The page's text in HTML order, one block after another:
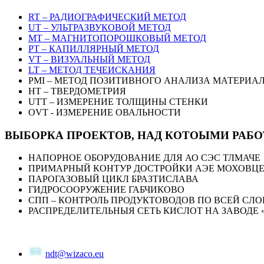
RT – РАДИОГРАФИЧЕСКИЙ МЕТОД
UT – УЛЬТРАЗВУКОВОЙ МЕТОД
MT – МАГНИТОПОРОШКОВЫЙ МЕТОД
PT – КАПИЛЛЯРНЫЙ МЕТОД
VT – ВИЗУАЛЬНЫЙ МЕТОД
LT – МЕТОД ТЕЧЕИСКАНИЯ
PMI – МЕТОД ПОЗИТИВНОГО АНАЛИЗА
HT – ТВЕРДОМЕТРИЯ
UTT – ИЗМЕРЕНИЕ ТОЛЩИНЫ СТЕНКИ
OVT - ИЗМЕРЕНИЕ ОВАЛЬНОСТИ
ВЫБОРКА ПРОЕКТОВ, НАД КОТОЫМИ
НАПОРНОЕ ОБОРУДОВАНИЕ ДЛЯ АО СЭС ТЛМАЧЕ
ПРИМАРНЫЙ КОНТУР ДОСТРОЙКИ АЭЕ МОХОВЦЕ
ПАРОГАЗОВЫЙ ЦИКЛ БРАЗТИСЛАВА
ГИДРОСООРУЖЕНИЕ ГАБЧИКОВО
СПП – КОНТРОЛЬ ПРОДУКТОВОДОВ ПО ВСЕЙ
РАСПРЕДЕЛИТЕЛЬНЫЯ СЕТЬ КИСЛОТ НА ЗАВОДЕ
ndt@wizaco.eu